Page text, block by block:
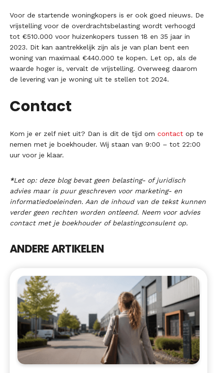
Voor de startende woningkopers is er ook goed nieuws. De
vrijstelling voor de overdrachtsbelasting wordt verhoogd
tot €510.000 voor huizenkopers tussen 18 en 35 jaar in
2023. Dit kan aantrekkelijk zijn als je van plan bent een
woning van maximaal €440.000 te kopen. Let op, als de
waarde hoger is, vervalt de vrijstelling. Overweeg daarom
de levering van je woning uit te stellen tot 2024.
Contact
Kom je er zelf niet uit? Dan is dit de tijd om contact op te
nemen met je boekhouder. Wij staan van 9:00 – tot 22:00
uur voor je klaar.
*Let op: deze blog bevat geen belasting- of juridisch
advies maar is puur geschreven voor marketing- en
informatiedoeleinden. Aan de inhoud van de tekst kunnen
verder geen rechten worden ontleend. Neem voor advies
contact met je boekhouder of belastingconsulent op.
ANDERE ARTIKELEN